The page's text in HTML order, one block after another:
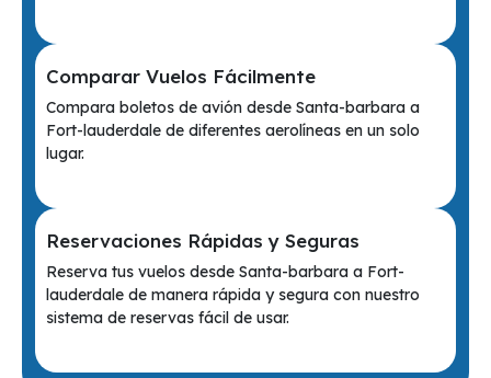
Comparar Vuelos Fácilmente
Compara boletos de avión desde Santa-barbara a
Fort-lauderdale de diferentes aerolíneas en un solo
lugar.
Reservaciones Rápidas y Seguras
Reserva tus vuelos desde Santa-barbara a Fort-
lauderdale de manera rápida y segura con nuestro
sistema de reservas fácil de usar.